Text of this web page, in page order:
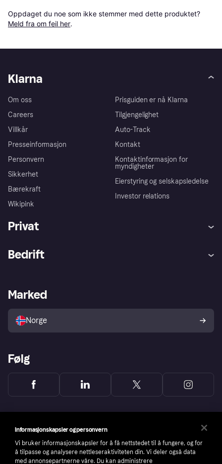
Oppdaget du noe som ikke stemmer med dette produktet?
Meld fra om feil her.
Klarna
Om oss
Careers
Villkår
Presseinformasjon
Personvern
Sikkerhet
Bærekraft
Wikipink
Prisguiden er nå Klarna
Tilgjengelighet
Auto-Track
Kontakt
Kontaktinformasjon for
myndigheter
Eierstyring og selskapsledelse
Investor relations
Privat
Utforsk butikker
Bedrift
Merchant portal
Marked
Norge
Følg
Informasjonskapsler og personvern
Vi bruker informasjonskapsler for å få nettstedet til å fungere, og for
å tilpasse og analysere nettleseraktiviteten din. Vi deler også data
med annonsepartnerne våre. Du kan administrere